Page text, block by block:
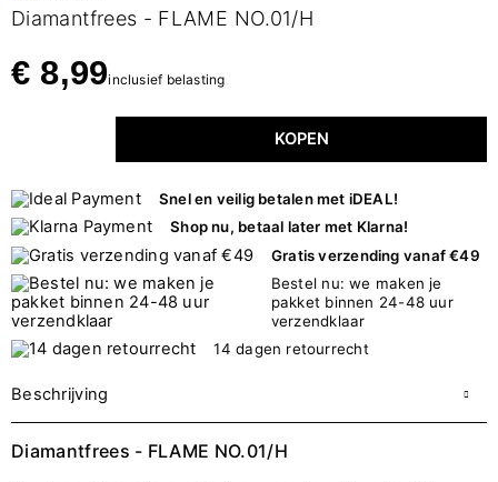
Diamantfrees - FLAME NO.01/H
€ 8,99inclusief belasting
KOPEN
Snel en veilig betalen met iDEAL!
Shop nu, betaal later met Klarna!
Gratis verzending vanaf €49
Bestel nu: we maken je
pakket binnen 24-48 uur
verzendklaar
14 dagen retourrecht
Beschrijving
Diamantfrees - FLAME NO.01/H